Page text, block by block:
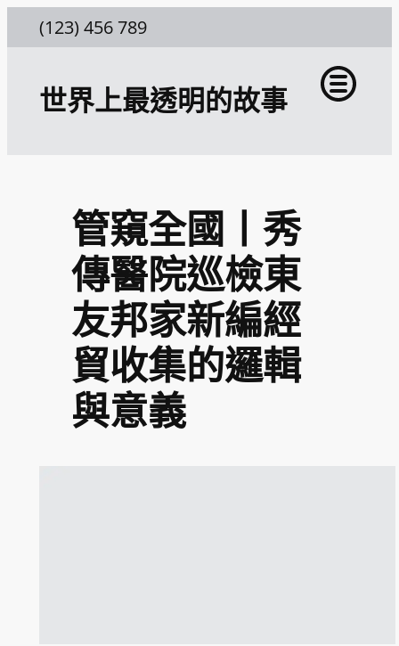
至
(123) 456 789
世界上最透明的故事
管窺全國丨秀
傳醫院巡檢東
友邦家新編經
貿收集的邏輯
與意義